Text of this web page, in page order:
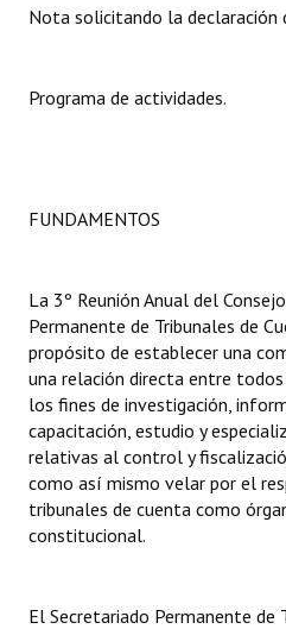
Dictámenes Asesoría Letrada
Actas de Audiencias Públicas
NORMATIVA
Comunicaciones
Declaraciones
Resoluciones
Resoluciones de Presidencia
Nota solicitando la declaración
Programa de actividades.
FUNDAMENTOS
La 3º Reunión Anual del
Permanente de Tribunales de
propósito de establecer una
una relación directa entre
los fines de investigación,
capacitación, estudio y
relativas al control y
como así mismo velar por el
tribunales de cuenta como
constitucional.
El Secretariado Permanente de